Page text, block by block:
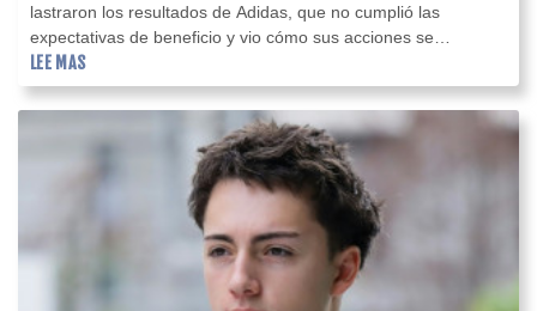
lastraron los resultados de Adidas, que no cumplió las
expectativas de beneficio y vio cómo sus acciones se
precipitaban el jueves hacia su mayor caída en un solo día de
su historia.
LEE MAS